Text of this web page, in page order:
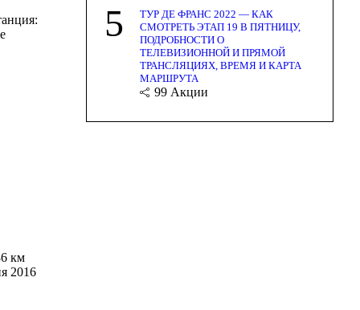
км
2016
5
ТУР ДЕ ФРАНС 2022 — КАК
СМОТРЕТЬ ЭТАП 19 В ПЯТНИЦУ,
ПОДРОБНОСТИ О
ТЕЛЕВИЗИОННОЙ И ПРЯМОЙ
ТРАНСЛЯЦИЯХ, ВРЕМЯ И КАРТА
МАРШРУТА
99 Акции